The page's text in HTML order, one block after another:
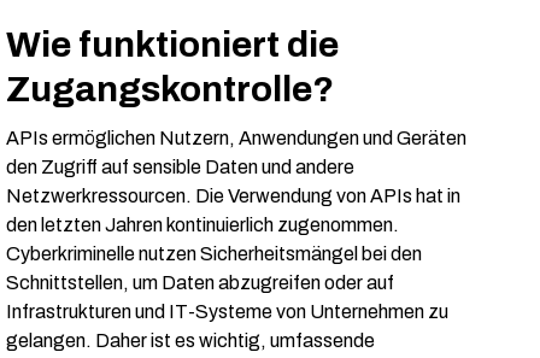
Wie funktioniert die
Zugangskontrolle?
APIs ermöglichen Nutzern, Anwendungen und Geräten
den Zugriff auf sensible Daten und andere
Netzwerkressourcen. Die Verwendung von APIs hat in
den letzten Jahren kontinuierlich zugenommen.
Cyberkriminelle nutzen Sicherheitsmängel bei den
Schnittstellen, um Daten abzugreifen oder auf
Infrastrukturen und IT-Systeme von Unternehmen zu
gelangen. Daher ist es wichtig, umfassende